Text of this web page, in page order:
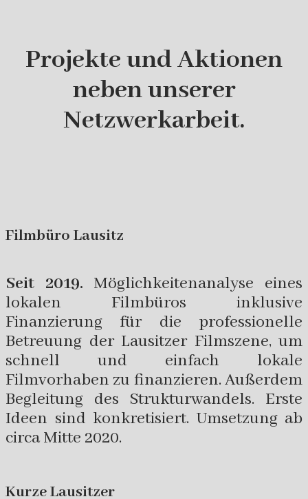
ProjekteundAktionen
neben unserer
Netzwerkarbeit.
Filmbüro Lausitz
Seit 2019. Möglichkeitenanalyse eines
lokalen Filmbüros inklusive
Finanzierung für die professionelle
Betreuung der Lausitzer Filmszene, um
schnell und einfach lokale
Filmvorhaben zu finanzieren. Außerdem
Begleitung des Strukturwandels. Erste
Ideen sind konkretisiert. Umsetzung ab
circa Mitte 2020.
Kurze Lausitzer